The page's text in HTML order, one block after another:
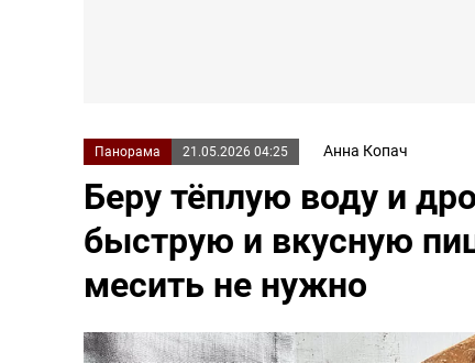
Панорама 21.05.2026 04:25 Анна Копач
Беру тёплую воду и
быструю и вкусную
месить не нужно